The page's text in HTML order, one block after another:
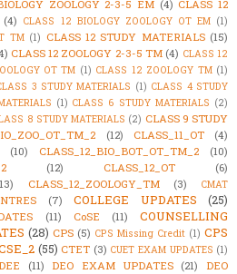
ZOOLOGY 2-3-5 EM (4) CLASS 12
(4) CLASS 12 BIOLOGY ZOOLOGY OT EM (1)
TM (1) CLASS 12 STUDY MATERIALS (15)
CLASS 12 ZOOLOGY 2-3-5 TM (4) CLASS 12
OT TM (1) CLASS 12 ZOOLOGY TM (1)
3 STUDY MATERIALS (1) CLASS 4 STUDY
(1) CLASS 6 STUDY MATERIALS (2)
8 STUDY MATERIALS (2) CLASS 9 STUDY
(12) CLASS_11_OT
(4)
(10) CLASS_12_BIO_BOT_OT_TM_2
(10)
(12) CLASS_12_OT
(6)
CLASS_12_ZOOLOGY_TM (3)
CMAT
(7) COLLEGE UPDATES (25)
(11) CoSE (11)
COUNSELLING
(28) CPS (5) CPS Missing Credit (1) CPS
(55) CTET (3) CUET EXAM UPDATES (1)
DEE (11) DEO EXAM UPDATES (21)
DEO